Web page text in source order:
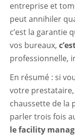
entreprise et
peut annihiler
c’est la garantie
vos bureaux,
professionnelle,
En résumé : si
votre
chaussette de la
parler trois fois
le facility